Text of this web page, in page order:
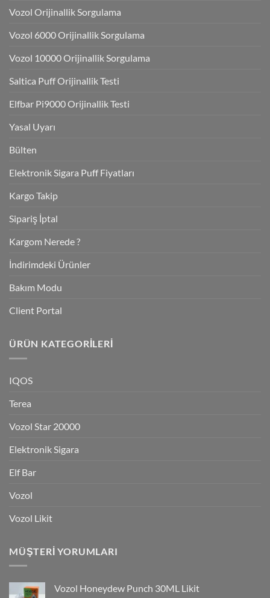
Vozol Orijinallik Sorgulama
Vozol 6000 Orijinallik Sorgulama
Vozol 10000 Orijinallik Sorgulama
Saltica Puff Orijinallik Testi
Elfbar Pi9000 Orijinallik Testi
Yasal Uyarı
Bülten
Elektronik Sigara Puff Fiyatları
Kargo Takip
Sipariş İptal
Kargom Nerede ?
İndirimdeki Ürünler
Bakım Modu
Client Portal
ÜRÜN KATEGORILERI
IQOS
Terea
Vozol Star 20000
Elektronik Sigara
Elf Bar
Vozol
Vozol Likit
MÜŞTERI YORUMLARI
Vozol Honeydew Punch 30ML Likit